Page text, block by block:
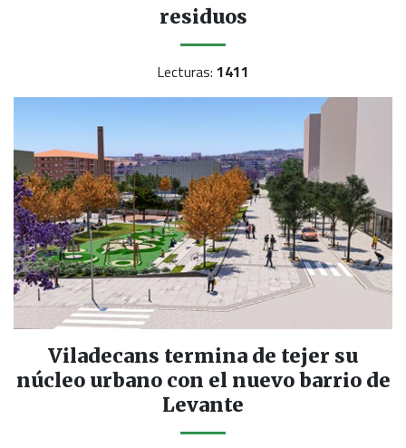
residuos
Lecturas: 1411
Viladecans termina de tejer su
núcleo urbano con el nuevo barrio de
Levante